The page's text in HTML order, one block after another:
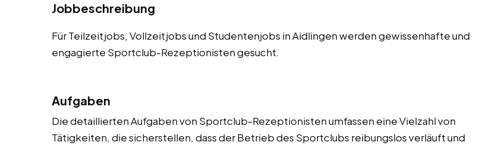
Jobbeschreibung
Für Teilzeitjobs, Vollzeitjobs und Studentenjobs in Aidlingen werden gewissenhafte und
engagierte Sportclub-Rezeptionisten gesucht.
Aufgaben
Die detaillierten Aufgaben von Sportclub-Rezeptionisten umfassen eine Vielzahl von
Tätigkeiten, die sicherstellen, dass der Betrieb des Sportclubs reibungslos verläuft und